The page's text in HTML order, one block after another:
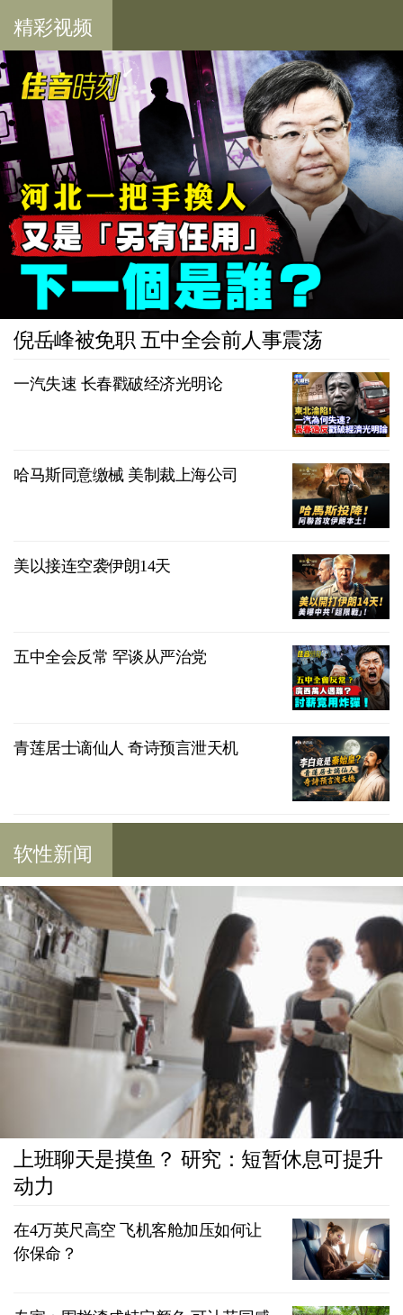
精彩视频
倪岳峰被免职 五中全会前人事震荡
一汽失速 长春戳破经济光明论
哈马斯同意缴械 美制裁上海公司
美以接连空袭伊朗14天
五中全会反常 罕谈从严治党
青莲居士谪仙人 奇诗预言泄天机
软性新闻
上班聊天是摸鱼？ 研究：短暂休息可提升
动力
在4万英尺高空 飞机客舱加压如何让
你保命？